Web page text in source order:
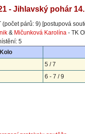
- Jihlavský pohár
(počet párů: 9) [postupová
& Mičunková Karolína - TK
5
Kolo
5 / 7
6 - 7 / 9